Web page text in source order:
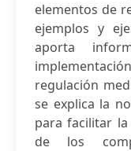
elementos de
ejemplos y
aporta
regulación
se explica la
para facilitar la
de los